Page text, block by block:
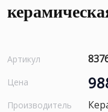
Артикул
Цена
Производитель